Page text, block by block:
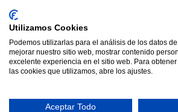
Aviso LegalPolítica de privacidad
Política de calidad
Declaración de
© 2026·Ver 1.0·Formacion Para el
Utilizamos Cookies
Podemos utilizarlas para el análisis de los datos
mejorar nuestro sitio web, mostrar contenido
excelente experiencia en el sitio web. Para
las cookies que utilizamos, abre los ajustes.
Aceptar Todo